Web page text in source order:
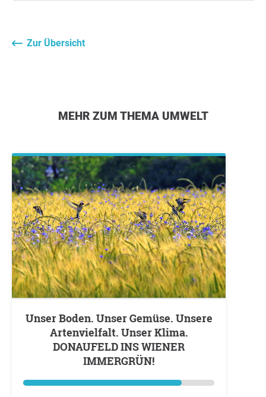
Zur Übersicht
MEHR ZUM THEMA UMWELT
Unser Boden. Unser Gemüse. Unsere
Artenvielfalt. Unser Klima.
DONAUFELD INS WIENER
IMMERGRÜN!